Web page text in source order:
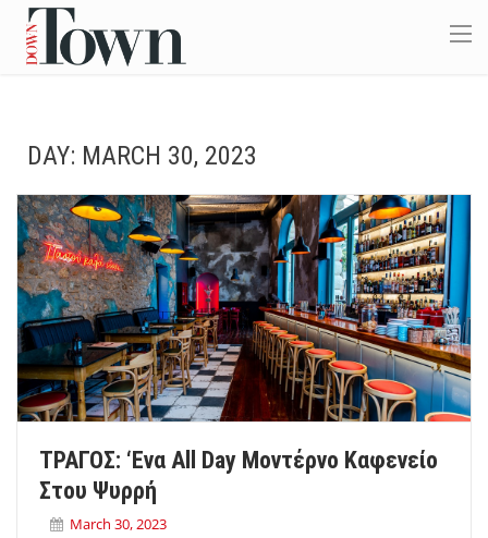
DAY: MARCH 30, 2023
ΤΡΑΓΟΣ: ‘Eνα All Day Μοντέρνο Καφενείο
Στου Ψυρρή
March 30, 2023